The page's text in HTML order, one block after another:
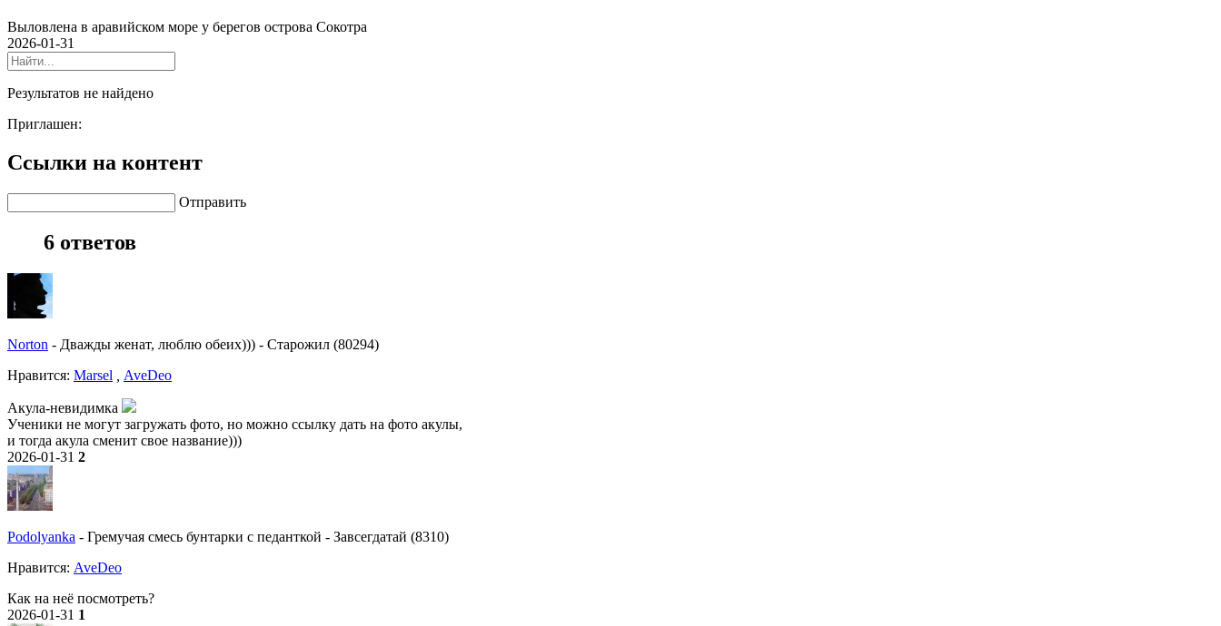
Выловлена в аравийском море у берегов острова Сокотра
2026-01-31
Результатов не найдено
Приглашен:
Ссылки на контент
Отправить
6 ответов
Norton - Дважды женат, люблю обеих))) - Старожил (80294)
Нравитcя: Marsel AveDeo
Акула-невидимка
Ученики не могут загружать фото, но можно ссылку дать на фото акулы,
и тогда акула сменит свое название)))
2026-01-31 2
Podolyanka - Гремучая смесь бунтарки с педанткой - Завсегдатай (8310)
Нравитcя: AveDeo
Как на неё посмотреть?
2026-01-31 1